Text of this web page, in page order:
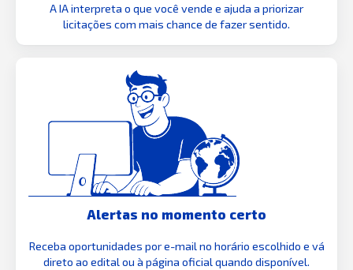
A IA interpreta o que você vende e ajuda a priorizar
licitações com mais chance de fazer sentido.
Alertas no momento certo
Receba oportunidades por e-mail no horário escolhido e vá
direto ao edital ou à página oficial quando disponível.